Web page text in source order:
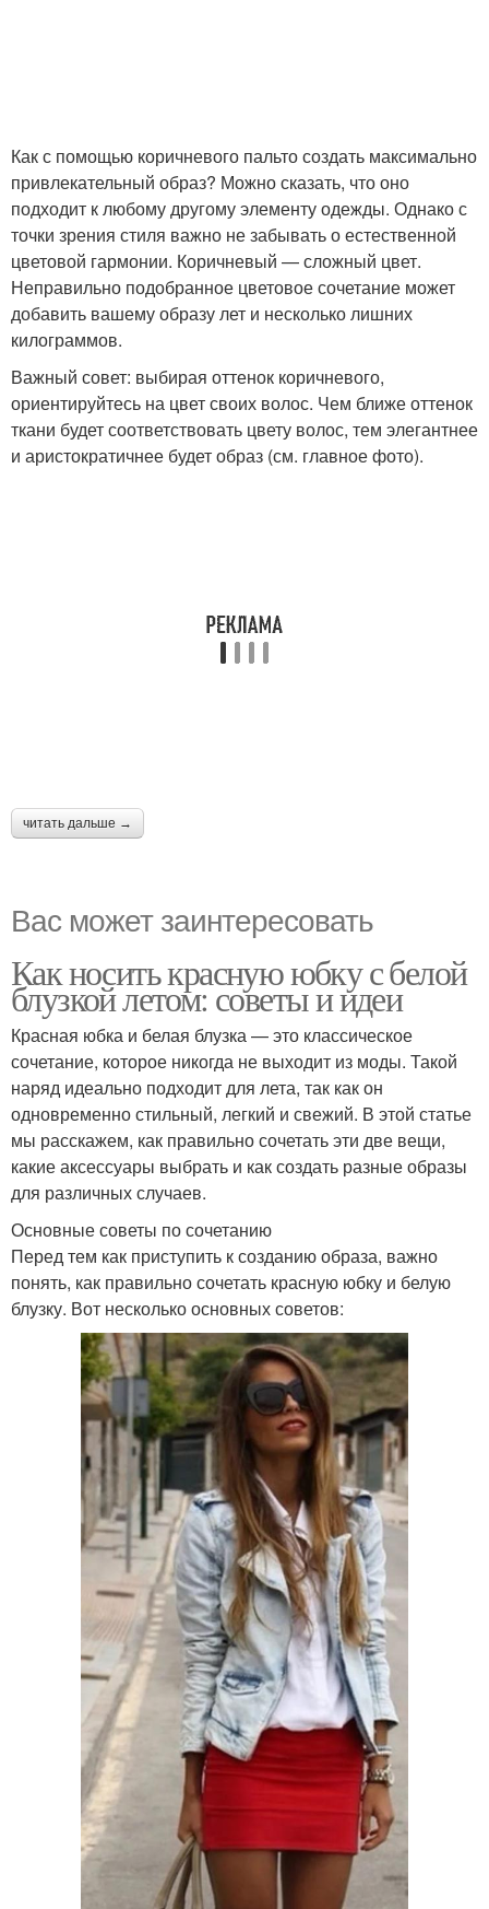
Как с помощью коричневого пальто создать максимально
привлекательный образ? Можно сказать, что оно
подходит к любому другому элементу одежды. Однако с
точки зрения стиля важно не забывать о естественной
цветовой гармонии. Коричневый — сложный цвет.
Неправильно подобранное цветовое сочетание может
добавить вашему образу лет и несколько лишних
килограммов.
Важный совет: выбирая оттенок коричневого,
ориентируйтесь на цвет своих волос. Чем ближе оттенок
ткани будет соответствовать цвету волос, тем элегантнее
и аристократичнее будет образ (см. главное фото).
читать дальше →
Вас может заинтересовать
Как носить красную юбку с белой
блузкой летом: советы и идеи
Красная юбка и белая блузка — это классическое
сочетание, которое никогда не выходит из моды. Такой
наряд идеально подходит для лета, так как он
одновременно стильный, легкий и свежий. В этой статье
мы расскажем, как правильно сочетать эти две вещи,
какие аксессуары выбрать и как создать разные образы
для различных случаев.
Основные советы по сочетанию
Перед тем как приступить к созданию образа, важно
понять, как правильно сочетать красную юбку и белую
блузку. Вот несколько основных советов: